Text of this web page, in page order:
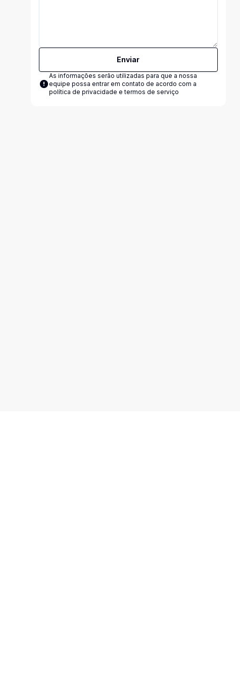
Enviar
As informações serão utilizadas para que a nossa
equipe possa entrar em contato de acordo com a
política de privacidade e termos de serviço